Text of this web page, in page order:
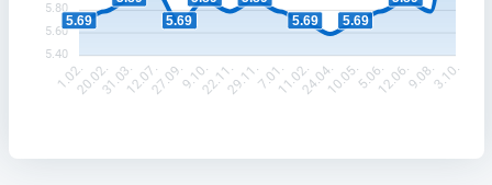
5.80
5.60
5.40
5.69
5.69
5.69
5.69
1.02.20.02.31.03.12.07.27.09.9.10.22.11.29.11.7.01.11.02.24.04.10.05.5.06.12.06.9.08.3.10.